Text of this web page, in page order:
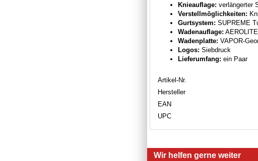
Knieauflage: verlängerter
Verstellmöglichkeiten:
Gurtsystem: SUPREME
Wadenauflage:
Wadenplatte: VAPOR-
Logos: Siebdruck
Lieferumfang: ein Paar
Artikel-Nr.
Hersteller
EAN
UPC
Wir helfen gerne weiter